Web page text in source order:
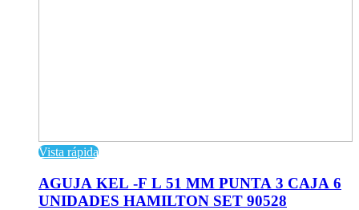
Vista rápida
AGUJA KEL -F L 51 MM PUNTA 3 CAJA 6
UNIDADES HAMILTON SET 90528